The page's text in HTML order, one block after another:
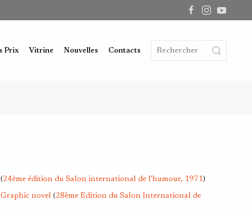
Prix Vitrine Nouvelles Contacts
(24ème édition du Salon international de l'humour, 1971)
novel (28ème Edition du Salon International de